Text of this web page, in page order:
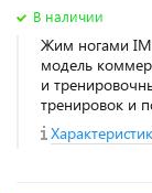
В наличии
Жим ногами
модель
и
тренировок и